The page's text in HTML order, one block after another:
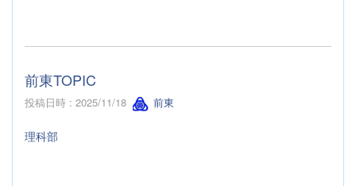
前東TOPIC
投稿日時 : 2025/11/18 前東
理科部